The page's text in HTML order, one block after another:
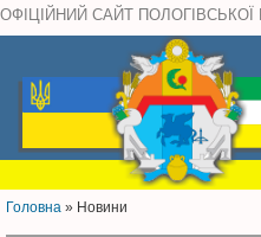
ОФІЦІЙНИЙ САЙТ
Головна » Новини